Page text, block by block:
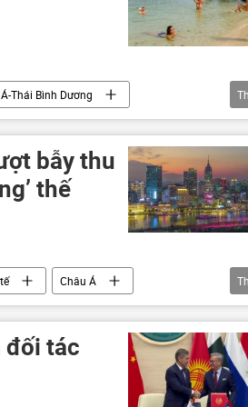
Á-Thái Bình Dương
Phú Quốc
bẫy thu
thế
Châu Á
Lào
Chính sách
đối tác